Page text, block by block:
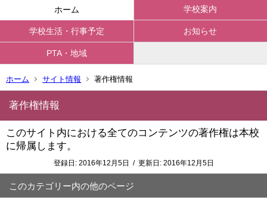
ホーム 学校案内
学校生活・行事予定 お知らせ
PTA・地域
ホーム サイト情報 著作権情報
著作権情報
このサイト内における全てのコンテンツの著作権は本校
に帰属します。
登録日: 2016年12月5日 / 更新日: 2016年12月5日
このカテゴリー内の他のページ